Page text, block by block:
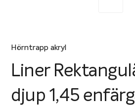
Hörntrapp akryl
Liner
djup 1,45